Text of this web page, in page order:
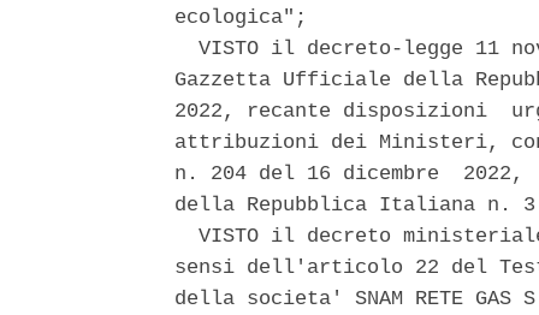
ecologica";
VISTO il decreto-legge 11
Gazzetta Ufficiale della
2022, recante disposizioni
attribuzioni dei Ministeri,
n. 204 del 16 dicembre
della Repubblica Italiana n.
VISTO il decreto
sensi dell'articolo 22 del
della societa' SNAM RETE